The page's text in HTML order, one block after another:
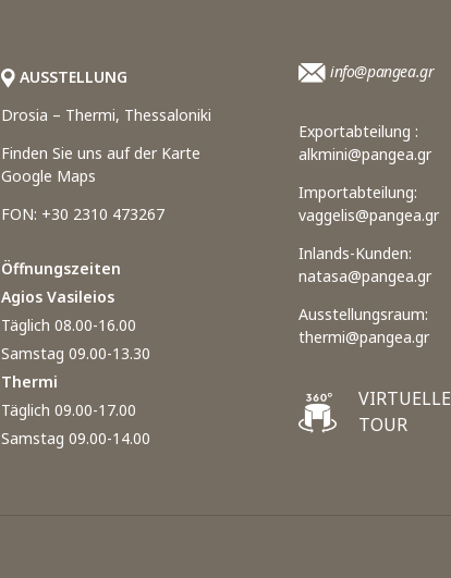
AUSSTELLUNG
Drosia – Thermi, Thessaloniki
Finden Sie uns auf der Karte
Google Maps
FON: +30 2310 473267
Öffnungszeiten
Agios Vasileios
Täglich 08.00-16.00
Samstag 09.00-13.30
Thermi
Täglich 09.00-17.00
Samstag 09.00-14.00
info@pangea.gr
Exportabteilung :
alkmini@pangea.gr
Importabteilung:
vaggelis@pangea.gr
Inlands-Kunden:
natasa@pangea.gr
Ausstellungsraum:
thermi@pangea.gr
VIRTUELLE
TOUR